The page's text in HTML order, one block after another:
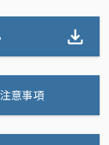
意事項